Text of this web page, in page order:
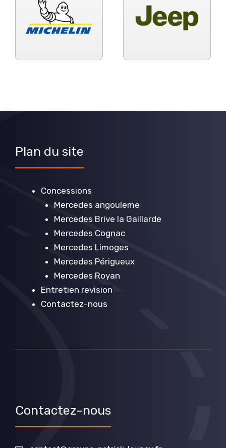
Plan du site
Concessions
Mercedes angouleme
Mercedes Brive la Gaillarde
Mercedes Cognac
Mercedes Limoges
Mercedes Périgueux
Mercedes Royan
Entretien revision
Contactez-nous
Contactez-nous